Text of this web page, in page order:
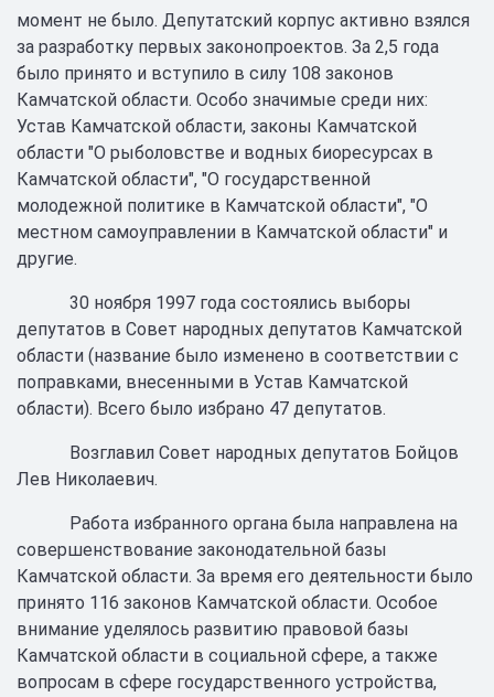
момент не было. Депутатский корпус активно взялся
за разработку первых законопроектов. За 2,5 года
было принято и вступило в силу 108 законов
Камчатской области. Особо значимые среди них:
Устав Камчатской области, законы Камчатской
области "О рыболовстве и водных биоресурсах в
Камчатской области", "О государственной
молодежной политике в Камчатской области", "О
местном самоуправлении в Камчатской области" и
другие.
30 ноября 1997 года состоялись выборы
депутатов в Совет народных депутатов Камчатской
области (название было изменено в соответствии с
поправками, внесенными в Устав Камчатской
области). Всего было избрано 47 депутатов.
Возглавил Совет народных депутатов Бойцов
Лев Николаевич.
Работа избранного органа была направлена на
совершенствование законодательной базы
Камчатской области. За время его деятельности было
принято 116 законов Камчатской области. Особое
внимание уделялось развитию правовой базы
Камчатской области в социальной сфере, а также
вопросам в сфере государственного устройства,